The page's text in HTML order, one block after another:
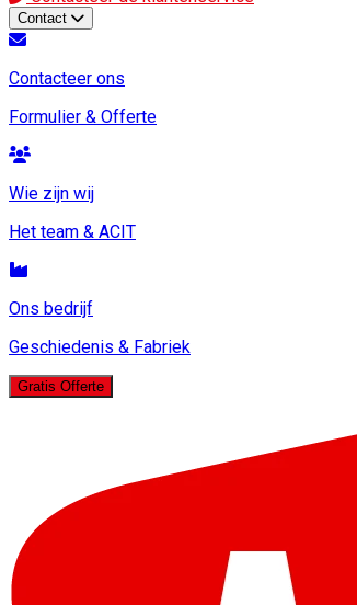
Contact
Contacteer ons
Formulier & Offerte
Wie zijn wij
Het team & ACIT
Ons bedrijf
Geschiedenis & Fabriek
Gratis Offerte